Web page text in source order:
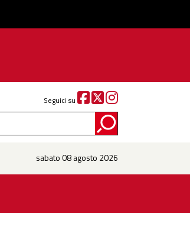
Seguici su
sabato 08 agosto 2026